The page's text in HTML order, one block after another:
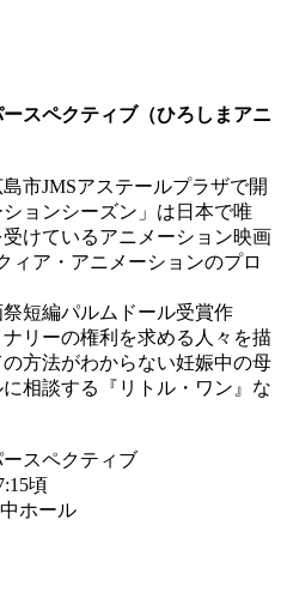
スペクティブ（ひろしまアニ
市JMSアステールプラザで開
ョンシーズン」は日本で唯
けているアニメーション映画
ィア・アニメーションのプロ
短編パルムドール受賞作
ナリーの権利を求める人々を描
方法がわからない妊娠中の母
相談する『リトル・ワン』な
スペクティブ
頃
ホール